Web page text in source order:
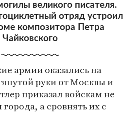
великого писателя.
отряд устроил
композитора Петра
Чайковского
армии оказались на
руки от Москвы и
приказал войскам не
города, а сровнять их с